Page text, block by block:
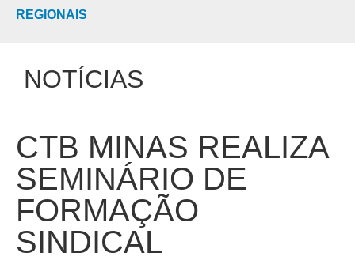
REGIONAIS
NOTÍCIAS
CTB MINAS REALIZA
SEMINÁRIO DE
FORMAÇÃO
SINDICAL